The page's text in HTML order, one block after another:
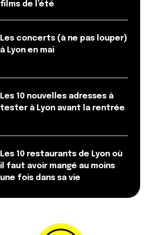
films de l’été
Les concerts (à ne pas louper)
à Lyon en mai
Les 10 nouvelles adresses à
tester à Lyon avant la rentrée
Les 10 restaurants de Lyon où
il faut avoir mangé au moins
une fois dans sa vie